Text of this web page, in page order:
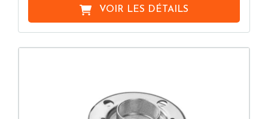
VOIR LES DÉTAILS